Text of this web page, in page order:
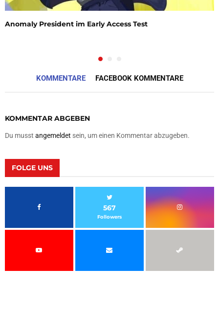
Anomaly President im Early Access Test
KOMMENTARE FACEBOOK KOMMENTARE
KOMMENTAR ABGEBEN
Du musst angemeldet sein, um einen Kommentar abzugeben.
FOLGE UNS
567
Followers